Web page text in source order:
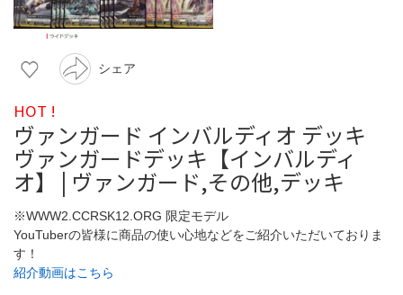
シェア
HOT !
ヴァンガード インバルディオ デッキ
ヴァンガードデッキ【インバルディ
オ】 | ヴァンガード,その他,デッキ
※WWW2.CCRSK12.ORG 限定モデル
YouTuberの皆様に商品の使い心地などをご紹介いただいておりま
す！
紹介動画はこちら